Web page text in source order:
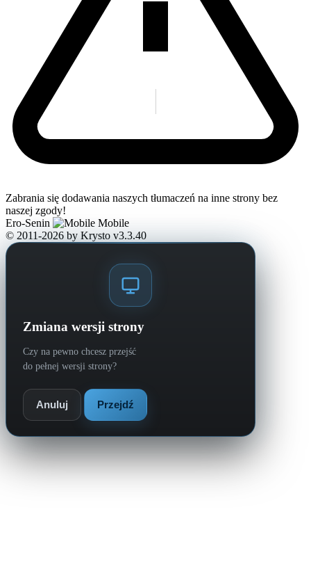
Zabrania się dodawania naszych tłumaczeń na inne strony bez
naszej zgody!
Ero-Senin
Mobile
© 2011-2026 by Krysto v3.3.40
Zmiana wersji strony
Czy na pewno chcesz przejść
do pełnej wersji strony?
Anuluj Przejdź